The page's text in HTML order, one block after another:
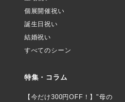
個展開催祝い
誕生日祝い
結婚祝い
すべてのシーン
特集・コラム
【今だけ300円OFF！】"母の